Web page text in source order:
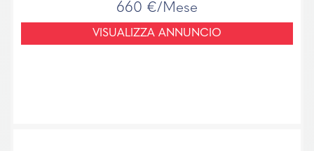
660 €/Mese
VISUALIZZA ANNUNCIO